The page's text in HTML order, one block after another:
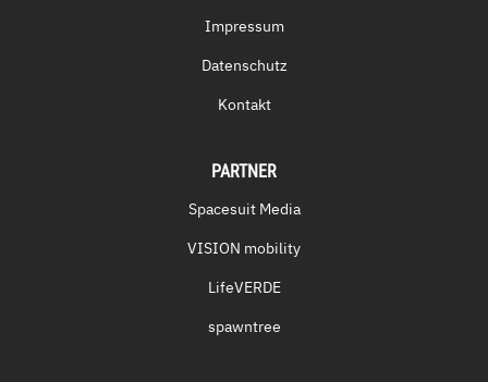
Impressum
Datenschutz
Kontakt
PARTNER
Spacesuit Media
VISION mobility
LifeVERDE
spawntree